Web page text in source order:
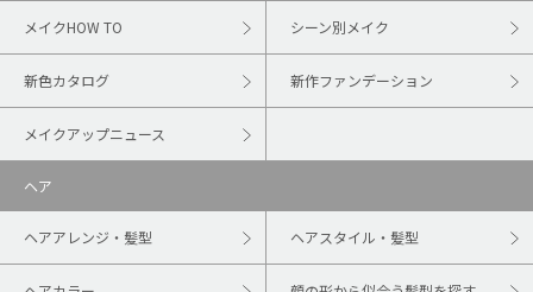
メイクHOW TO シーン別メイク
新色カタログ 新作ファンデーション
メイクアップニュース
ヘア
ヘアアレンジ・髪型 ヘアスタイル・髪型